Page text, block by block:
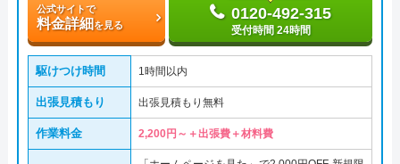
公式サイトで
料金詳細を見る
0120-492-315
受付時間 24時間
駆けつけ時間 1時間以内
出張見積もり 出張見積もり無料
作業料金 2,200円～＋出張費＋材料費